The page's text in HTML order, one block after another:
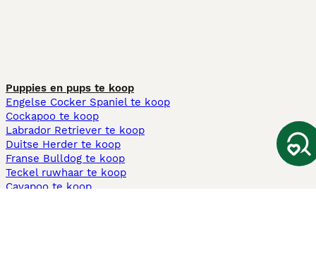
Puppies en pups te koop
Engelse Cocker Spaniel te koop
Cockapoo te koop
Labrador Retriever te koop
Duitse Herder te koop
Franse Bulldog te koop
Teckel ruwhaar te koop
Cavapoo te koop